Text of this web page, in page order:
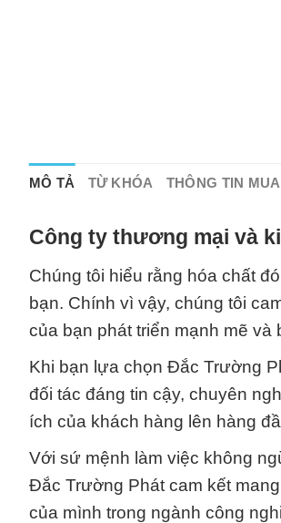
MÔ TẢ TỪ KHÓA THÔNG TIN
Công ty thương mại và
Chúng tôi hiểu rằng hóa chất
bạn. Chính vì vậy, chúng tôi
của bạn phát triển mạnh mẽ và
Khi bạn lựa chọn Đắc Trường
đối tác đáng tin cậy, chuyên
ích của khách hàng lên hàng
Với sứ mệnh làm việc không
Đắc Trường Phát cam kết
của mình trong ngành công